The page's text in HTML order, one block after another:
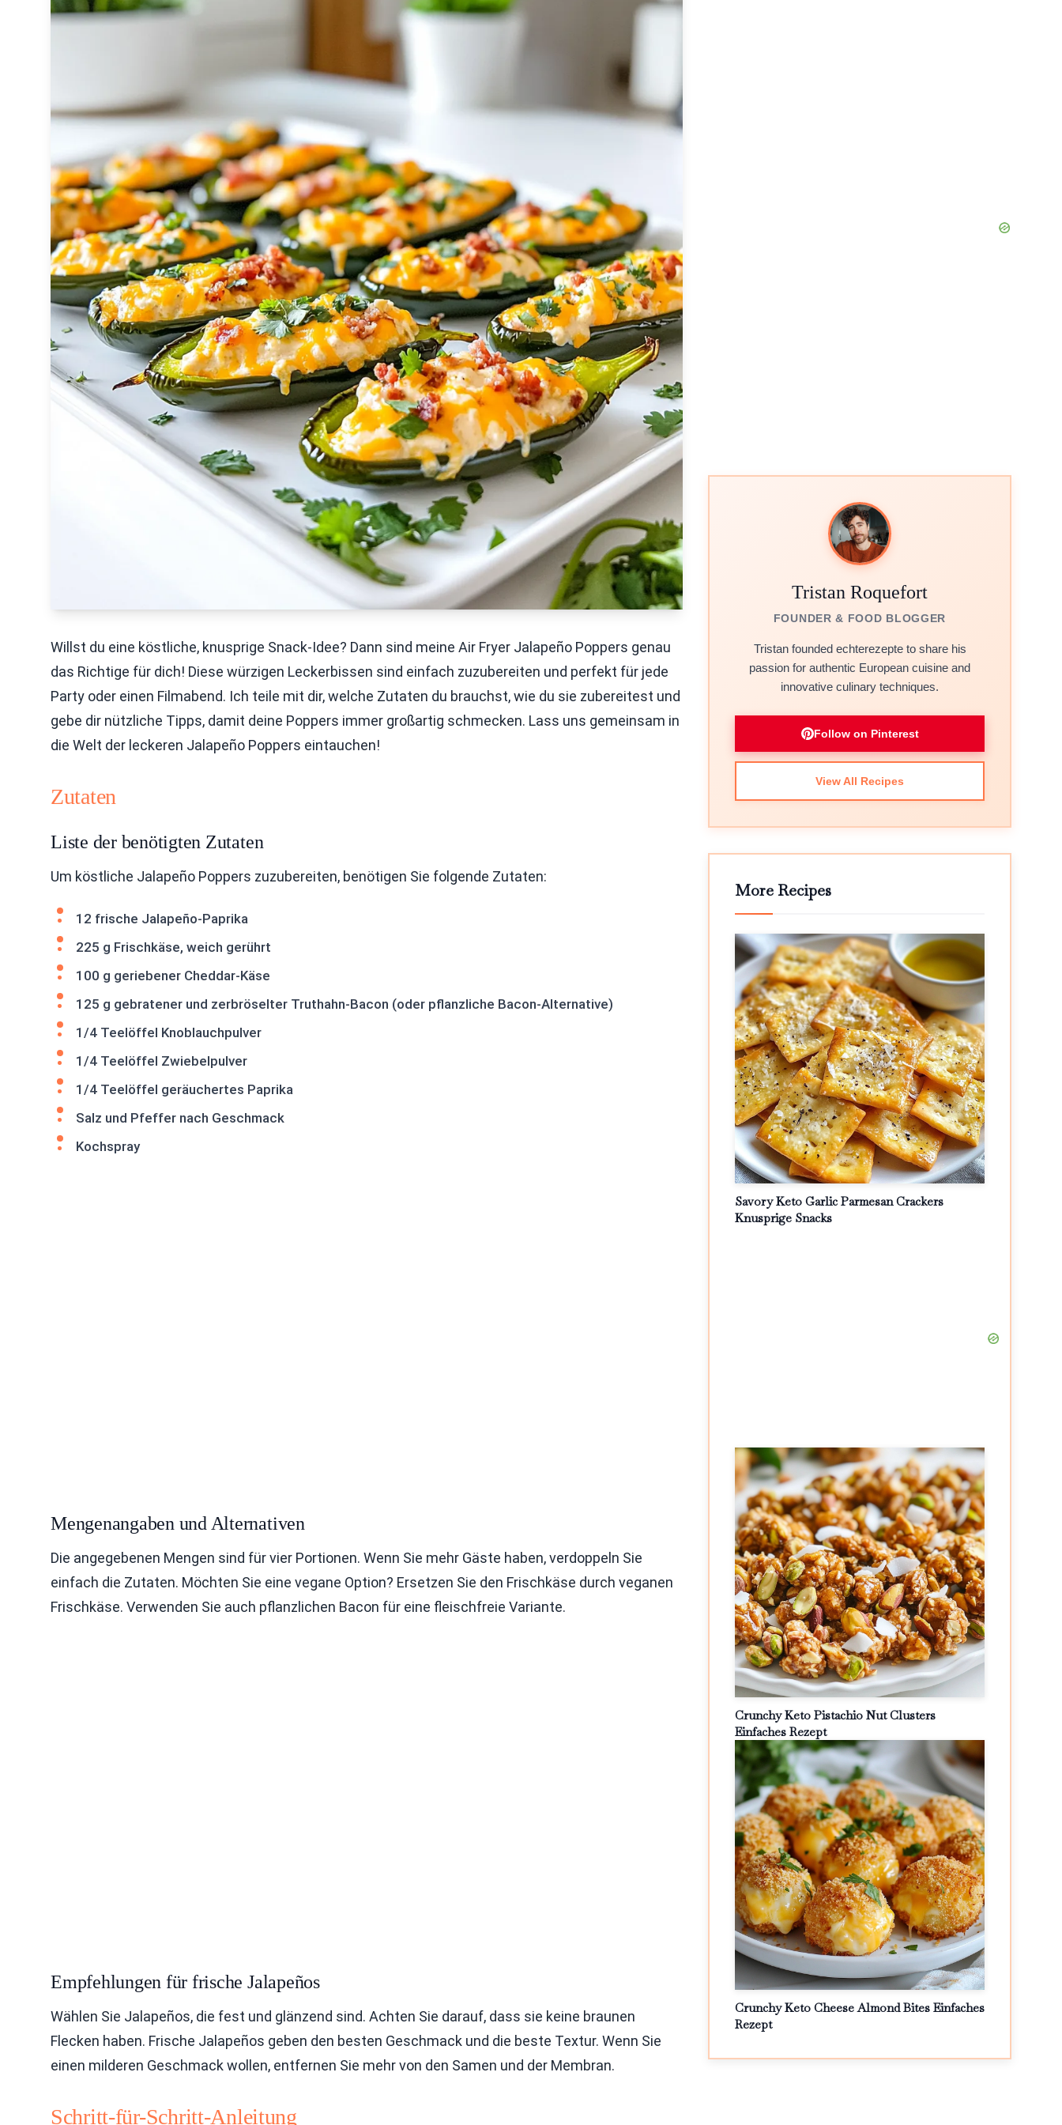
Willst du eine köstliche, knusprige Snack-Idee? Dann sind meine Air Fryer Jalapeño Poppers genau
das Richtige für dich! Diese würzigen Leckerbissen sind einfach zuzubereiten und perfekt für jede
Party oder einen Filmabend. Ich teile mit dir, welche Zutaten du brauchst, wie du sie zubereitest und
gebe dir nützliche Tipps, damit deine Poppers immer großartig schmecken. Lass uns gemeinsam in
die Welt der leckeren Jalapeño Poppers eintauchen!
Zutaten
Liste der benötigten Zutaten
Um köstliche Jalapeño Poppers zuzubereiten, benötigen Sie folgende Zutaten:
12 frische Jalapeño-Paprika
225 g Frischkäse, weich gerührt
100 g geriebener Cheddar-Käse
125 g gebratener und zerbröselter Truthahn-Bacon (oder pflanzliche Bacon-Alternative)
1/4 Teelöffel Knoblauchpulver
1/4 Teelöffel Zwiebelpulver
1/4 Teelöffel geräuchertes Paprika
Salz und Pfeffer nach Geschmack
Kochspray
Mengenangaben und Alternativen
Die angegebenen Mengen sind für vier Portionen. Wenn Sie mehr Gäste haben, verdoppeln Sie
einfach die Zutaten. Möchten Sie eine vegane Option? Ersetzen Sie den Frischkäse durch veganen
Frischkäse. Verwenden Sie auch pflanzlichen Bacon für eine fleischfreie Variante.
Empfehlungen für frische Jalapeños
Wählen Sie Jalapeños, die fest und glänzend sind. Achten Sie darauf, dass sie keine braunen
Flecken haben. Frische Jalapeños geben den besten Geschmack und die beste Textur. Wenn Sie
einen milderen Geschmack wollen, entfernen Sie mehr von den Samen und der Membran.
Schritt-für-Schritt-Anleitung
Tristan Roquefort
FOUNDER & FOOD BLOGGER
Tristan founded echterezepte to share his
passion for authentic European cuisine and
innovative culinary techniques.
Follow on Pinterest
View All Recipes
More Recipes
Savory Keto Garlic Parmesan Crackers
Knusprige Snacks
Crunchy Keto Pistachio Nut Clusters
Einfaches Rezept
Crunchy Keto Cheese Almond Bites Einfaches
Rezept